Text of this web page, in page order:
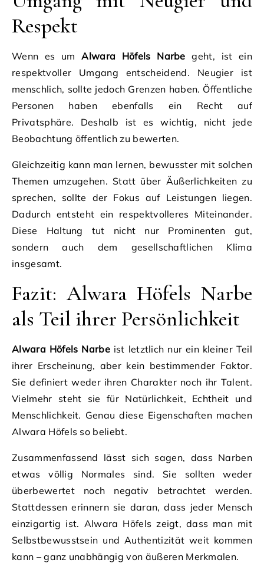
Respekt
Wenn es umAlwara Höfels Narbe geht, ist ein
respektvoller Umgang entscheidend. Neugier ist
menschlich, sollte jedoch Grenzen haben. Öffentliche
Personen haben ebenfalls ein Recht auf
Privatsphäre. Deshalb ist es wichtig, nicht jede
Beobachtung öffentlich zu bewerten.
Gleichzeitig kann man lernen, bewusster mit solchen
Themen umzugehen. Statt über Äußerlichkeiten zu
sprechen, sollte der Fokus auf Leistungen liegen.
Dadurch entsteht ein respektvolleres Miteinander.
Diese Haltung tut nicht nur Prominenten gut,
sondern auch dem gesellschaftlichen Klima
insgesamt.
Fazit: Alwara Höfels Narbe
als Teil ihrer Persönlichkeit
Alwara Höfels Narbe ist letztlich nur ein kleiner Teil
ihrer Erscheinung, aber kein bestimmender Faktor.
Sie definiert weder ihren Charakter noch ihr Talent.
Vielmehr steht sie für Natürlichkeit, Echtheit und
Menschlichkeit. Genau diese Eigenschaften machen
Alwara Höfels so beliebt.
Zusammenfassend lässt sich sagen, dass Narben
etwas völlig Normales sind. Sie sollten weder
überbewertet noch negativ betrachtet werden.
Stattdessen erinnern sie daran, dass jeder Mensch
einzigartig ist. Alwara Höfels zeigt, dass man mit
Selbstbewusstsein und Authentizität weit kommen
kann – ganz unabhängig von äußeren Merkmalen.